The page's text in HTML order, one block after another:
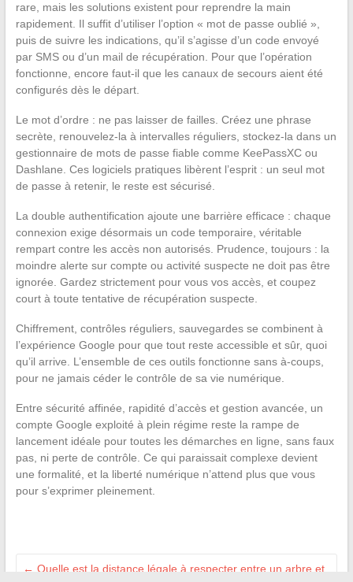
rare, mais les solutions existent pour reprendre la main
rapidement. Il suffit d’utiliser l’option « mot de passe oublié »,
puis de suivre les indications, qu’il s’agisse d’un code envoyé
par SMS ou d’un mail de récupération. Pour que l’opération
fonctionne, encore faut-il que les canaux de secours aient été
configurés dès le départ.
Le mot d’ordre : ne pas laisser de failles. Créez une phrase
secrète, renouvelez-la à intervalles réguliers, stockez-la dans un
gestionnaire de mots de passe fiable comme KeePassXC ou
Dashlane. Ces logiciels pratiques libèrent l’esprit : un seul mot
de passe à retenir, le reste est sécurisé.
La double authentification ajoute une barrière efficace : chaque
connexion exige désormais un code temporaire, véritable
rempart contre les accès non autorisés. Prudence, toujours : la
moindre alerte sur compte ou activité suspecte ne doit pas être
ignorée. Gardez strictement pour vous vos accès, et coupez
court à toute tentative de récupération suspecte.
Chiffrement, contrôles réguliers, sauvegardes se combinent à
l’expérience Google pour que tout reste accessible et sûr, quoi
qu’il arrive. L’ensemble de ces outils fonctionne sans à-coups,
pour ne jamais céder le contrôle de sa vie numérique.
Entre sécurité affinée, rapidité d’accès et gestion avancée, un
compte Google exploité à plein régime reste la rampe de
lancement idéale pour toutes les démarches en ligne, sans faux
pas, ni perte de contrôle. Ce qui paraissait complexe devient
une formalité, et la liberté numérique n’attend plus que vous
pour s’exprimer pleinement.
← Quelle est la distance légale à respecter entre un arbre et